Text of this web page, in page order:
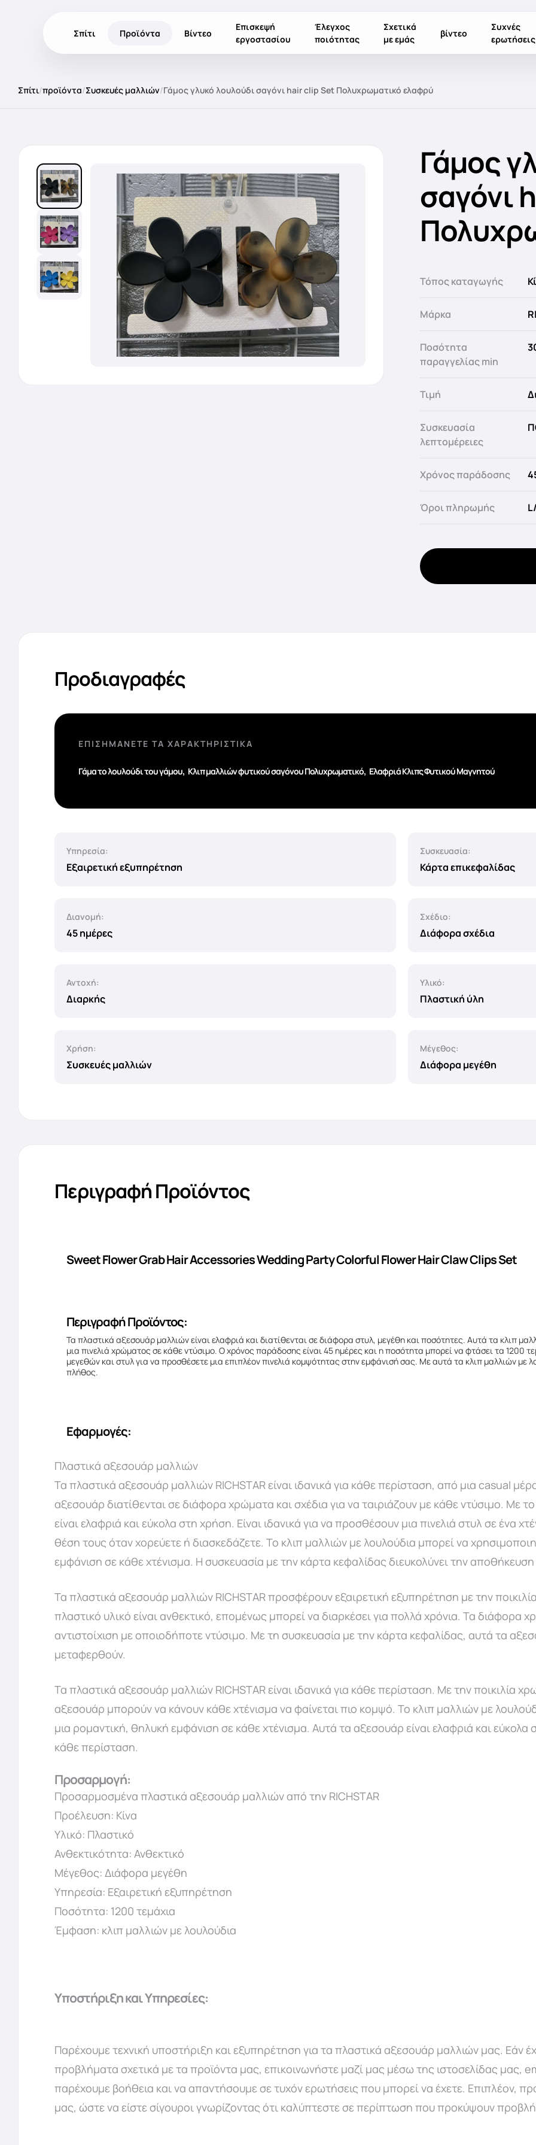
Σπίτι Προϊόντα Βίντεο
Επισκεψή
εργοστασίου
Έλεγχος
ποιότητας
Σχετικά
με εμάς
βίντεο
Συχνές
ερωτήσεις
Σπίτι/προϊόντα/Συσκευές μαλλιών/Γάμος γλυκό λουλούδι σαγόνι hair clip Set Πολυχρωματικό ελαφρύ
Γάμος
σαγόνι
Τόπος καταγωγής
Μάρκα
Ποσότητα
παραγγελίας min
Τιμή
Συσκευασία
λεπτομέρειες
Χρόνος παράδοσης
Όροι πληρωμής
Προδιαγραφές
ΕΠΙΣΗΜΆΝΕΤΕ ΤΑ ΧΑΡΑΚΤΗΡΙΣΤΙΚΆ
Γάμα το λουλούδι του γάμου, Κλιπ μαλλιών φυτικού σαγόνου Πολυχρωματικό, Ελαφριά Κλιπς Φυτικού Μαγνητού
Υπηρεσία:
Εξαιρετική εξυπηρέτηση
Συσκευασία:
Κάρτα επικεφαλίδας
Διανομή:
45 ημέρες
Σχέδιο:
Διάφορα σχέδια
Αντοχή:
Διαρκής
Υλικό:
Πλαστική ύλη
Χρήση:
Συσκευές μαλλιών
Μέγεθος:
Διάφορα μεγέθη
Περιγραφή Προϊόντος
Sweet Flower Grab Hair Accessories Wedding Party Colorful Flower Hair Claw Clips Set
Περιγραφή Προϊόντος:
Τα πλαστικά αξεσουάρ μαλλιών είναι ελαφριά και διατίθενται σε διάφορα στυλ, μεγέθη και ποσότητες. Αυτά τα κλιπ
μια πινελιά χρώματος σε κάθε ντύσιμο. Ο χρόνος παράδοσης είναι 45 ημέρες και η ποσότητα μπορεί να φτάσει τα 1200
μεγεθών και στυλ για να προσθέσετε μια επιπλέον πινελιά κομψότητας στην εμφάνισή σας. Με αυτά τα κλιπ μαλλιών με
πλήθος.
Εφαρμογές:
Πλαστικά αξεσουάρ μαλλιών
Τα πλαστικά αξεσουάρ μαλλιών RICHSTAR είναι ιδανικά για κάθε περίσταση, από μια casual
αξεσουάρ διατίθενται σε διάφορα χρώματα και σχέδια για να ταιριάζουν με κάθε ντύσιμο. Με
είναι ελαφριά και εύκολα στη χρήση. Είναι ιδανικά για να προσθέσουν μια πινελιά στυλ σε ένα
θέση τους όταν χορεύετε ή διασκεδάζετε. Το κλιπ μαλλιών με λουλούδια μπορεί να
εμφάνιση σε κάθε χτένισμα. Η συσκευασία με την κάρτα κεφαλίδας διευκολύνει την
Τα πλαστικά αξεσουάρ μαλλιών RICHSTAR προσφέρουν εξαιρετική εξυπηρέτηση με την
πλαστικό υλικό είναι ανθεκτικό, επομένως μπορεί να διαρκέσει για πολλά χρόνια. Τα διάφορα
αντιστοίχιση με οποιοδήποτε ντύσιμο. Με τη συσκευασία με την κάρτα κεφαλίδας, αυτά τα
μεταφερθούν.
Τα πλαστικά αξεσουάρ μαλλιών RICHSTAR είναι ιδανικά για κάθε περίσταση. Με την ποικιλία
αξεσουάρ μπορούν να κάνουν κάθε χτένισμα να φαίνεται πιο κομψό. Το κλιπ μαλλιών με
μια ρομαντική, θηλυκή εμφάνιση σε κάθε χτένισμα. Αυτά τα αξεσουάρ είναι ελαφριά και εύκολα
κάθε περίσταση.
Προσαρμογή:
Προσαρμοσμένα πλαστικά αξεσουάρ μαλλιών από την RICHSTAR
Προέλευση: Κίνα
Υλικό: Πλαστικό
Ανθεκτικότητα: Ανθεκτικό
Μέγεθος: Διάφορα μεγέθη
Υπηρεσία: Εξαιρετική εξυπηρέτηση
Ποσότητα: 1200 τεμάχια
Έμφαση: κλιπ μαλλιών με λουλούδια
Υποστήριξη και Υπηρεσίες:
Παρέχουμε τεχνική υποστήριξη και εξυπηρέτηση για τα πλαστικά αξεσουάρ μαλλιών μας. Εάν
προβλήματα σχετικά με τα προϊόντα μας, επικοινωνήστε μαζί μας μέσω της ιστοσελίδας μας,
παρέχουμε βοήθεια και να απαντήσουμε σε τυχόν ερωτήσεις που μπορεί να έχετε. Επιπλέον,
μας, ώστε να είστε σίγουροι γνωρίζοντας ότι καλύπτεστε σε περίπτωση που προκύψουν